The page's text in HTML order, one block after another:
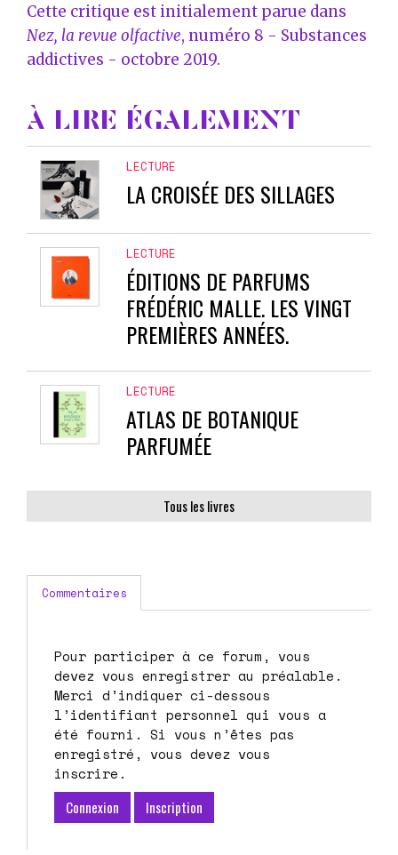
Cette critique est initialement parue dans
Nez, la revue olfactive, numéro 8 - Substances
addictives - octobre 2019.
À LIRE ÉGALEMENT
LECTURE
LA CROISÉE DES SILLAGES
LECTURE
ÉDITIONS DE PARFUMS
FRÉDÉRIC MALLE. LES VINGT
PREMIÈRES ANNÉES.
LECTURE
ATLAS DE BOTANIQUE
PARFUMÉE
Tous les livres
Commentaires
Pour participer à ce forum, vous
devez vous enregistrer au préalable.
Merci d’indiquer ci-dessous
l’identifiant personnel qui vous a
été fourni. Si vous n’êtes pas
enregistré, vous devez vous
inscrire.
Connexion
Inscription